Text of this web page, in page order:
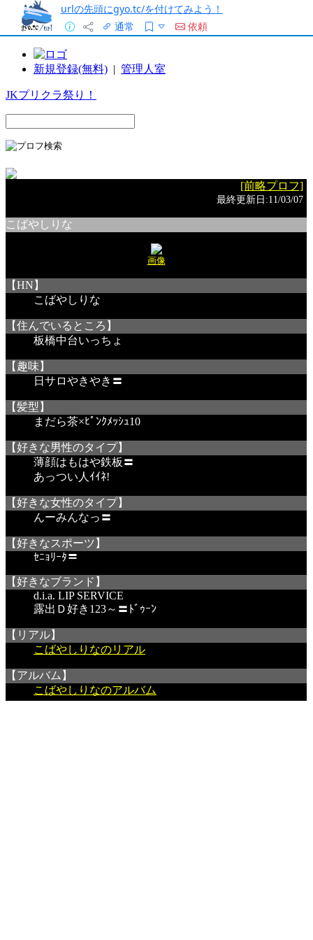
urlの先頭にgyo.tc/を付けてみよう！
通常
依頼